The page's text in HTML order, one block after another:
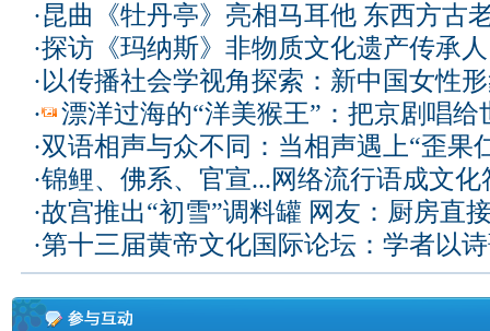
·昆曲《牡丹亭》亮相马耳他 东西方古
·探访《玛纳斯》非物质文化遗产传承
·以传播社会学视角探索：新中国女性
·
漂洋过海的“洋美猴王”：把京剧唱给
·双语相声与众不同：当相声遇上“歪果
·锦鲤、佛系、官宣...网络流行语成文化
·故宫推出“初雪”调料罐 网友：厨房直
·第十三届黄帝文化国际论坛：学者以